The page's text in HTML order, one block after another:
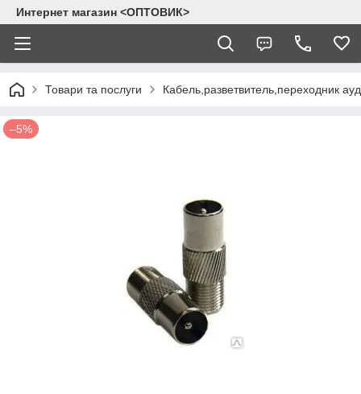
Интернет магазин <ОПТОВИК>
Товари та послуги Кабель,разветвитель,переходник
–5%